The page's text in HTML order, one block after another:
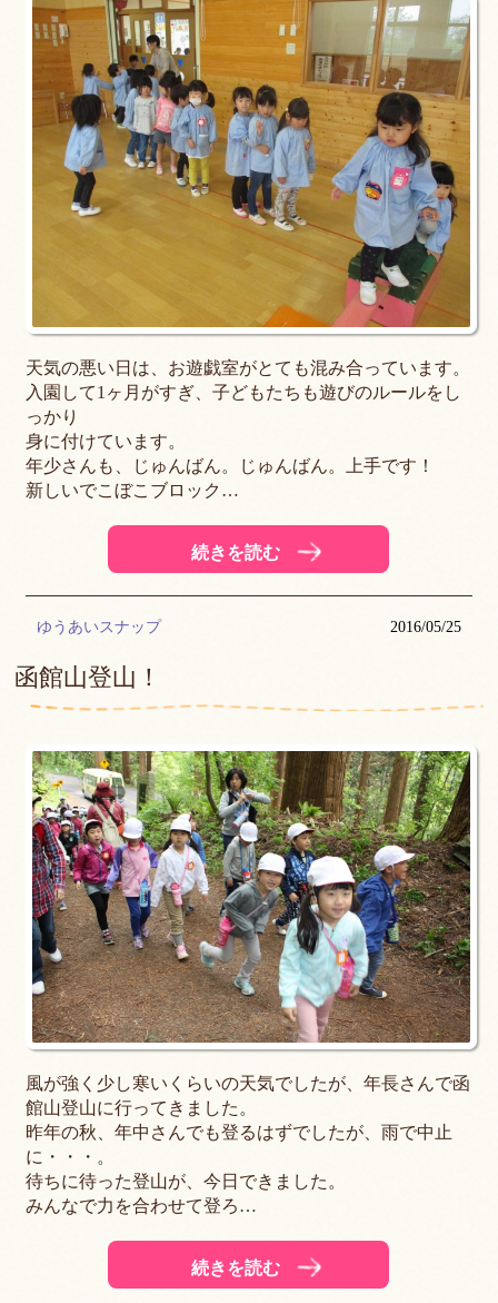
天気の悪い日は、お遊戯室がとても混み合っています。
入園して1ヶ月がすぎ、子どもたちも遊びのルールをし
っかり
身に付けています。
年少さんも、じゅんばん。じゅんばん。上手です！
新しいでこぼこブロック…
続きを読む
ゆうあいスナップ 2016/05/25
函館山登山！
風が強く少し寒いくらいの天気でしたが、年長さんで函
館山登山に行ってきました。
昨年の秋、年中さんでも登るはずでしたが、雨で中止
に・・・。
待ちに待った登山が、今日できました。
みんなで力を合わせて登ろ…
続きを読む